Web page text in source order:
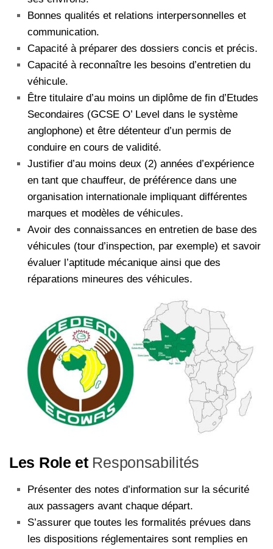
Bonnes qualités et relations interpersonnelles et
communication.
Capacité à préparer des dossiers concis et précis.
Capacité à reconnaître les besoins d’entretien du
véhicule.
Être titulaire d’au moins un diplôme de fin d’Etudes
Secondaires (GCSE O’ Level dans le système
anglophone) et être détenteur d’un permis de
conduire en cours de validité.
Justifier d’au moins deux (2) années d’expérience
en tant que chauffeur, de préférence dans une
organisation internationale impliquant différentes
marques et modèles de véhicules.
Avoir des connaissances en entretien de base des
véhicules (tour d’inspection, par exemple) et savoir
évaluer l’aptitude mécanique ainsi que des
réparations mineures des véhicules.
Les Role et Responsabilités
Présenter des notes d’information sur la sécurité
aux passagers avant chaque départ.
S’assurer que toutes les formalités prévues dans
les dispositions réglementaires sont remplies en